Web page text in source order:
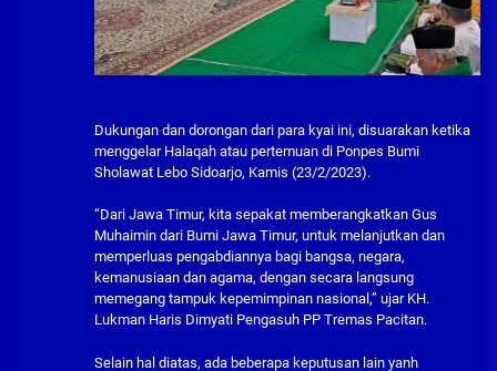
Dukungan dan dorongan dari para kyai ini, disuarakan ketika
menggelar Halaqah atau pertemuan di Ponpes Bumi
Sholawat Lebo Sidoarjo, Kamis (23/2/2023).
“Dari Jawa Timur, kita sepakat memberangkatkan Gus
Muhaimin dari Bumi Jawa Timur, untuk melanjutkan dan
memperluas pengabdiannya bagi bangsa, negara,
kemanusiaan dan agama, dengan secara langsung
memegang tampuk kepemimpinan nasional,” ujar KH.
Lukman Haris Dimyati Pengasuh PP Tremas Pacitan.
Selain hal diatas, ada beberapa keputusan lain yanh